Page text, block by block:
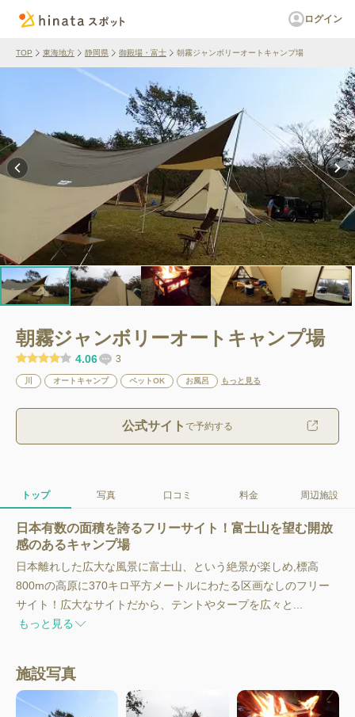
ログイン
TOP 東海地方 静岡県 御殿場・富士 朝霧ジャンボリーオートキャンプ場
朝霧ジャンボリーオートキャンプ場
4.06 3
オートキャンプ ペットOK お風呂 もっと見る
公式サイト で予約する
トップ 写真 口コミ 料金 周辺施設
日本有数の面積を誇るフリーサイト！富士山を望む開放
感のあるキャンプ場
日本離れした広大な風景に富士山、という絶景が楽しめ,標高
800mの高原に370キロ平方メートルにわたる区画なしのフリー
サイト！広大なサイトだから、テントやタープを広々と...
もっと見る
施設写真